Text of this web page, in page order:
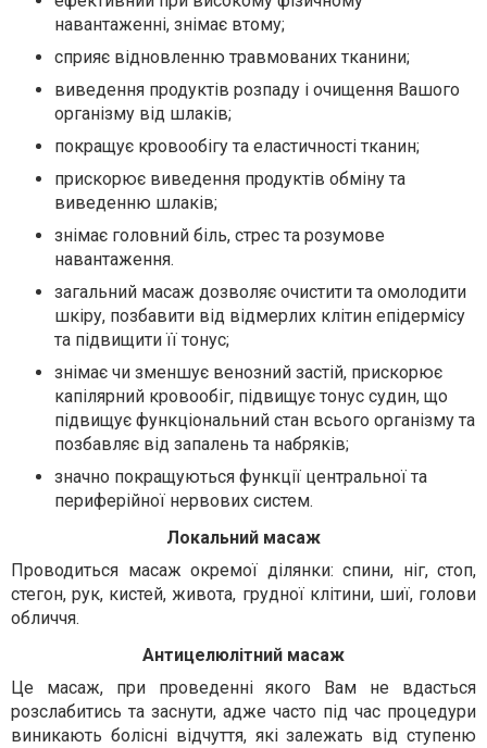
навантаженні, знімає втому;
сприяє відновленню травмованих тканини;
виведення продуктів розпаду і очищення Вашого
організму від шлаків;
покращує кровообігу та еластичності тканин;
прискорює виведення продуктів обміну та
виведенню шлаків;
знімає головний біль, стрес та розумове
навантаження.
загальний масаж дозволяє очистити та омолодити
шкіру, позбавити від відмерлих клітин епідермісу
та підвищити її тонус;
знімає чи зменшує венозний застій, прискорює
капілярний кровообіг, підвищує тонус судин, що
підвищує функціональний стан всього організму та
позбавляє від запалень та набряків;
значно покращуються функції центральної та
периферійної нервових систем.
Локальний масаж
Проводиться масаж окремої ділянки: спини, ніг, стоп,
стегон, рук, кистей, живота, грудної клітини, шиї, голови
обличчя.
Антицелюлітний масаж
Це масаж, при проведенні якого Вам не вдасться
розслабитись та заснути, адже часто під час процедури
виникають болісні відчуття, які залежать від ступеню